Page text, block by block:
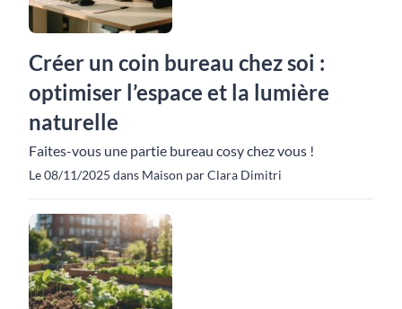
Créer un coin bureau chez soi :
optimiser l’espace et la lumière
naturelle
Faites-vous une partie bureau cosy chez vous !
Le 08/11/2025 dans Maison par Clara Dimitri